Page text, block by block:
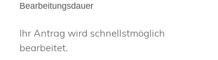
Bearbeitungsdauer
Ihr Antrag wird schnellstmöglich
bearbeitet.